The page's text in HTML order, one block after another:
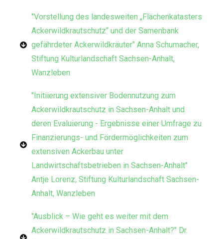
"Vorstellung des landesweiten „Flächenkatasters
Ackerwildkrautschutz“ und der Samenbank
gefährdeter Ackerwildkräuter" Anna Schumacher,
Stiftung Kulturlandschaft Sachsen-Anhalt,
Wanzleben
"Initiierung extensiver Bodennutzung zum
Ackerwildkrautschutz in Sachsen-Anhalt und
deren Evaluierung - Ergebnisse einer Umfrage zu
Finanzierungs- und Fördermöglichkeiten zum
extensiven Ackerbau unter
Landwirtschaftsbetrieben in Sachsen-Anhalt"
Antje Lorenz, Stiftung Kulturlandschaft Sachsen-
Anhalt, Wanzleben
"Ausblick – Wie geht es weiter mit dem
Ackerwildkrautschutz in Sachsen-Anhalt?" Dr.